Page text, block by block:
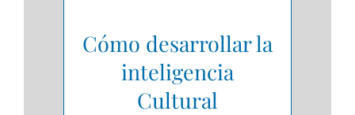
Cómo desarrollar la
inteligencia
Cultural